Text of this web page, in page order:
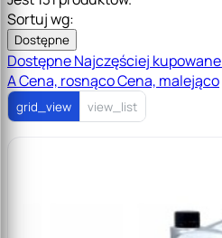
Sortuj wg:
Dostępne
DostępneNajczęściej kupowane
ACena, rosnącoCena, malejąco
grid_view view_list